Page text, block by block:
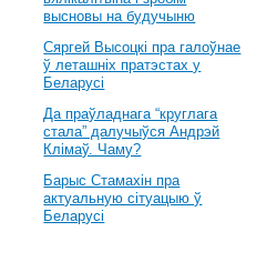
высновы на будучыню
Сяргей Высоцкі пра галоўнае
ў леташніх пратэстах у
Беларусі
Да праўладнага “круглага
стала” далучыўся Андрэй
Клімаў. Чаму?
Барыс Стамахін пра
актуальную сітуацыю ў
Беларусі